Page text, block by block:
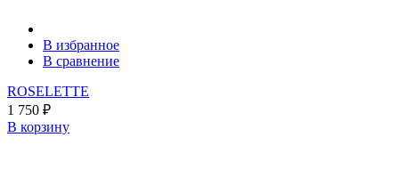
В избранное
В сравнение
ROSELETTE
1 750 ₽
В корзину